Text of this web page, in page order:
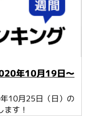
年10月19日～
10月25日（日）の
す！